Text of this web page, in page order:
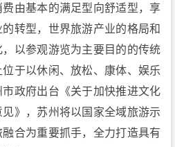
由基本的满足型向舒适型，享
转型，世界旅游产业的格局和
以参观游览为主要目的的传统
于以休闲、放松、康体、娱乐
政府出台《关于加快推进文化
》，苏州将以国家全域旅游示
合为重要抓手，全力打造具有